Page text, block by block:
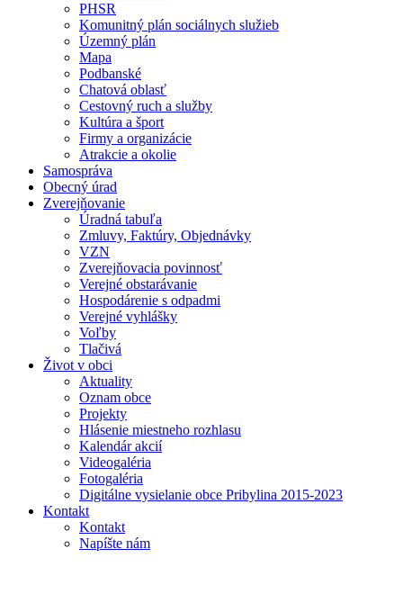
PHSR
Komunitný plán sociálnych služieb
Územný plán
Mapa
Podbanské
Chatová oblasť
Cestovný ruch a služby
Kultúra a šport
Firmy a organizácie
Atrakcie a okolie
Samospráva
Obecný úrad
Zverejňovanie
Úradná tabuľa
Zmluvy, Faktúry, Objednávky
VZN
Zverejňovacia povinnosť
Verejné obstarávanie
Hospodárenie s odpadmi
Verejné vyhlášky
Voľby
Tlačivá
Život v obci
Aktuality
Oznam obce
Projekty
Hlásenie miestneho rozhlasu
Kalendár akcií
Videogaléria
Fotogaléria
Digitálne vysielanie obce Pribylina 2015-2023
Kontakt
Kontakt
Napíšte nám